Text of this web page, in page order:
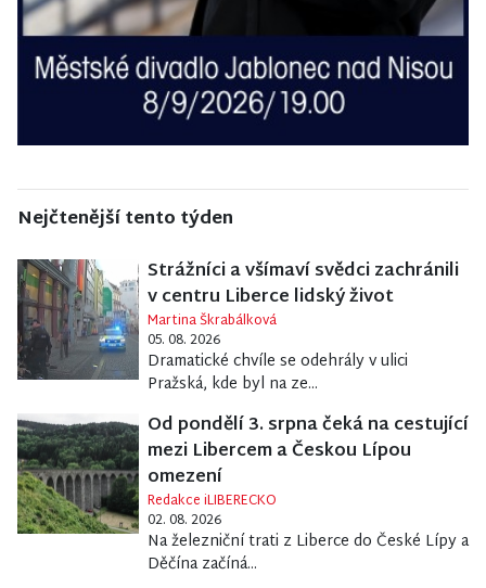
Nejčtenější tento týden
Strážníci a všímaví svědci zachránili
v centru Liberce lidský život
Martina Škrabálková
05. 08. 2026
Dramatické chvíle se odehrály v ulici
Pražská, kde byl na ze...
Od pondělí 3. srpna čeká na cestující
mezi Libercem a Českou Lípou
omezení
Redakce iLIBERECKO
02. 08. 2026
Na železniční trati z Liberce do České Lípy a
Děčína začíná...